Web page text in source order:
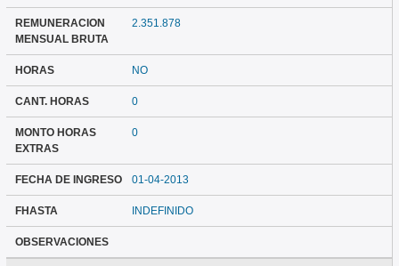
REMUNERACION
MENSUAL BRUTA
2.351.878
HORAS NO
CANT. HORAS 0
MONTO HORAS
EXTRAS
0
FECHA DE INGRESO 01-04-2013
FHASTA INDEFINIDO
OBSERVACIONES